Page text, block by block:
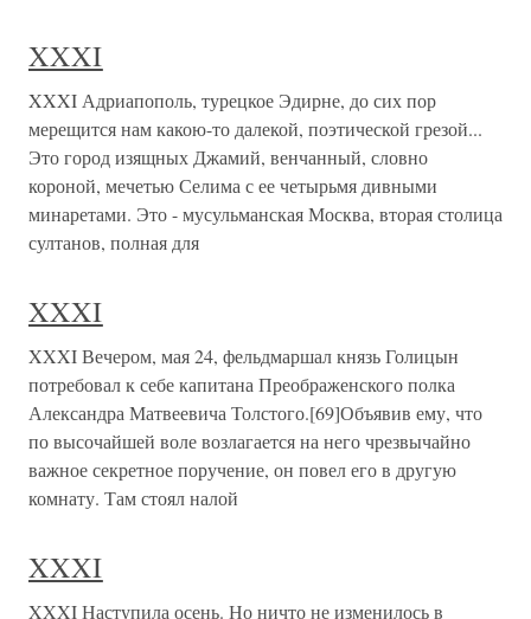
XXXI
XXXI Адриапополь, турецкое Эдирне, до сих пор
мерещится нам какою-то далекой, поэтической грезой...
Это город изящных Джамий, венчанный, словно
короной, мечетью Селима с ее четырьмя дивными
минаретами. Это - мусульманская Москва, вторая столица
султанов, полная для
XXXI
XXXI Вечером, мая 24, фельдмаршал князь Голицын
потребовал к себе капитана Преображенского полка
Александра Матвеевича Толстого.[69]Объявив ему, что
по высочайшей воле возлагается на него чрезвычайно
важное секретное поручение, он повел его в другую
комнату. Там стоял налой
XXXI
XXXI Наступила осень. Но ничто не изменилось в